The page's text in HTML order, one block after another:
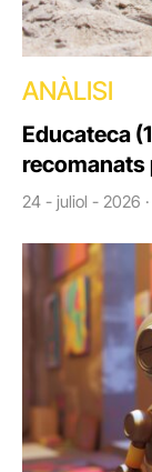
ANÀLISI
Educateca
recomanats
24 - juliol - 2026